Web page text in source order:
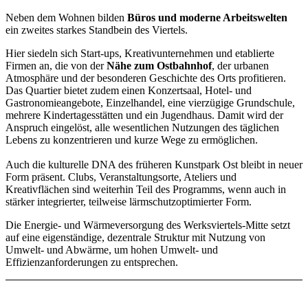
Neben dem Wohnen bilden Büros und moderne Arbeitswelten
ein zweites starkes Standbein des Viertels.
Hier siedeln sich Start-ups, Kreativunternehmen und etablierte
Firmen an, die von derNähe zum Ostbahnhof, der urbanen
Atmosphäre und der besonderen Geschichte des Orts profitieren.
Das Quartier bietet zudem einen Konzertsaal, Hotel- und
Gastronomieangebote, Einzelhandel, eine vierzügige Grundschule,
mehrere Kindertagesstätten und ein Jugendhaus. Damit wird der
Anspruch eingelöst, alle wesentlichen Nutzungen des täglichen
Lebens zu konzentrieren und kurze Wege zu ermöglichen.
Auch die kulturelle DNA des früheren Kunstpark Ost bleibt in neuer
Form präsent. Clubs, Veranstaltungsorte, Ateliers und
Kreativflächen sind weiterhin Teil des Programms, wenn auch in
stärker integrierter, teilweise lärmschutzoptimierter Form.
Die Energie- und Wärmeversorgung des Werksviertels-Mitte setzt
auf eine eigenständige, dezentrale Struktur mit Nutzung von
Umwelt- und Abwärme, um hohen Umwelt- und
Effizienzanforderungen zu entsprechen.